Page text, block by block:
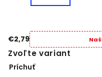
€2,79
Zvoľte variant
Príchuť